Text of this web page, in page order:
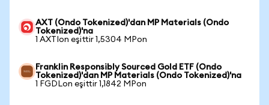
AXT (Ondo Tokenized)'dan MP Materials (Ondo
Tokenized)'na
1 AXTIon eşittir 1,5304 MPon
Franklin Responsibly Sourced Gold ETF (Ondo
Tokenized)'dan MP Materials (Ondo Tokenized)'na
1 FGDLon eşittir 1,1842 MPon